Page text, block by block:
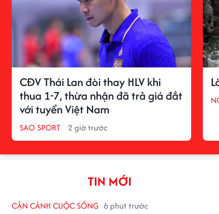
CĐV Thái Lan đòi thay HLV khi
thua 1-7, thừa nhận đã trả giá đắt
với tuyển Việt Nam
SAO SPORT 2 giờ trước
TIN MỚI
CẬN CẢNH CUỘC SỐNG 6 phút trước